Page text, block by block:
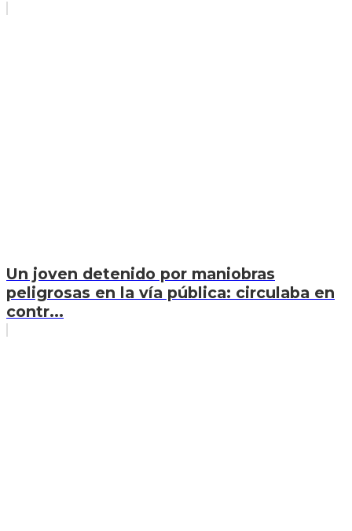
Un joven detenido por maniobras
peligrosas en la vía pública: circulaba en
contr...